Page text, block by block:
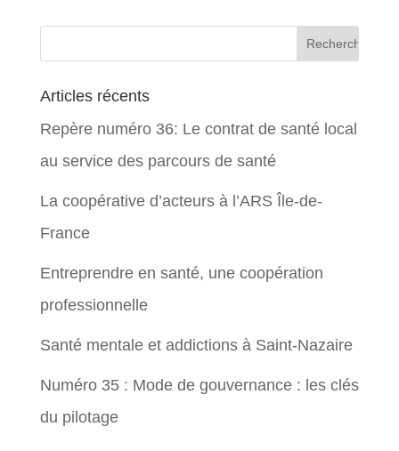
Articles récents
Repère numéro 36: Le contrat de santé local
au service des parcours de santé
La coopérative d’acteurs à l’ARS Île-de-
France
Entreprendre en santé, une coopération
professionnelle
Santé mentale et addictions à Saint-Nazaire
Numéro 35 : Mode de gouvernance : les clés
du pilotage